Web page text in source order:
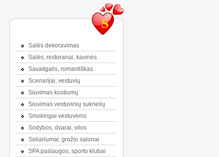
S
Salės dekoravimas
Salės, restoranai, kavinės
Savaitgalis, romantiškas
Scenarijai, vestuvių
Siuvimas kostiumų
Siuvimas vestuvinių suknelių
Smokingai vestuvėms
Sodybos, dvarai, vilos
Soliariumai, grožio salonai
SPA paslaugos, sporto klubai